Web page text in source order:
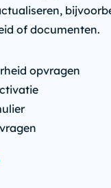
of documenten.
opvragen